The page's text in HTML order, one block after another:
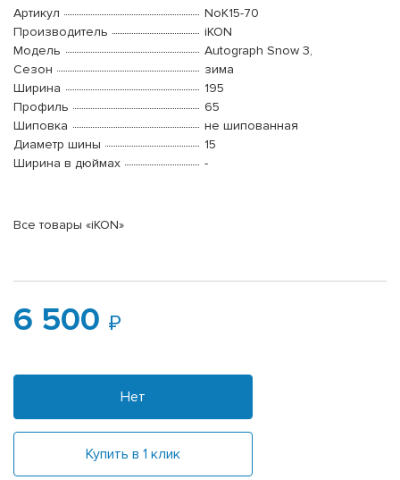
Артикул
NoK15-70
Производитель
iKON
Модель
Autograph Snow 3,
Сезон
зима
Ширина
195
Профиль
65
Шиповка
не шипованная
Диаметр шины
15
Ширина в дюймах
-
Все товары «iKON»
6 500
Нет
Купить в 1 клик